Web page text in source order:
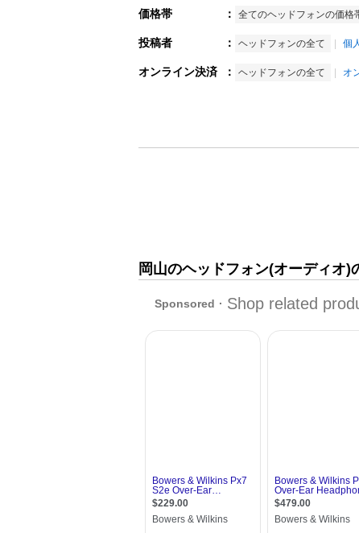
価格帯 ： 全てのヘッドフォンの価格
投稿者 ： ヘッドフォンの全て 個人
オンライン決済 ： ヘッドフォンの全て オ
岡山のヘッドフォン(オーディオ)